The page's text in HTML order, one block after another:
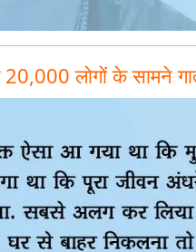
लोगों के सामने